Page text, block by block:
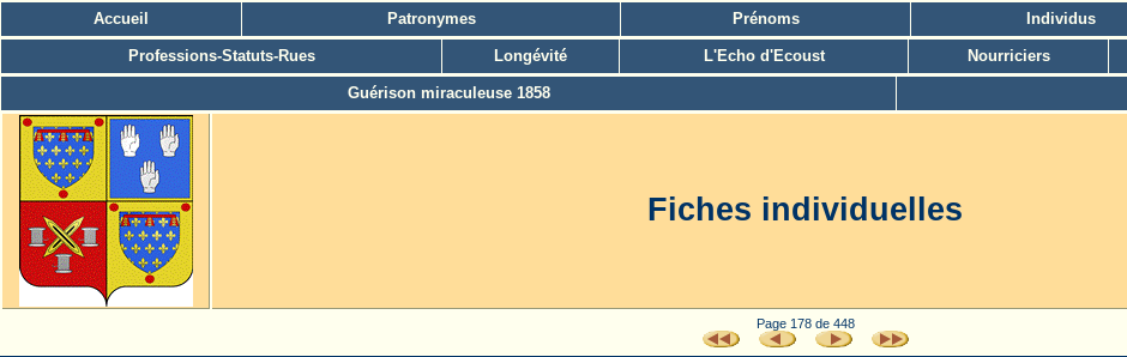
Accueil Patronymes Prénoms Individus
Professions-Statuts-Rues Longévité L'Echo d'Ecoust Nourriciers
Guérison miraculeuse 1858
Fiches individuelles
Page 178 de 448